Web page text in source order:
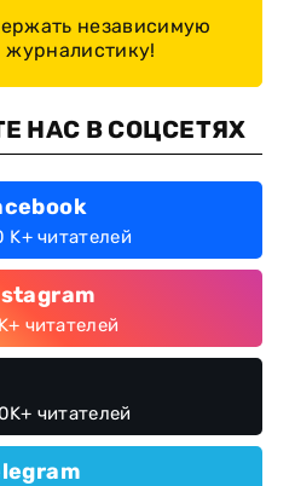
независимую
журналистику!
НАС В СОЦСЕТЯХ
K+ читателей
читателей
читателей